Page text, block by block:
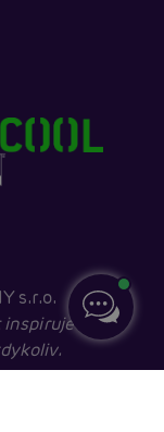
s.r.o.
inspiruje k